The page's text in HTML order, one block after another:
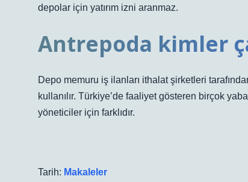
depolar için yatırım izni aranmaz.
Antrepoda kimler
Depo memuru iş ilanları ithalat şirketleri
kullanılır. Türkiye’de faaliyet gösteren birçok
yöneticiler için farklıdır.
Tarih: Makaleler